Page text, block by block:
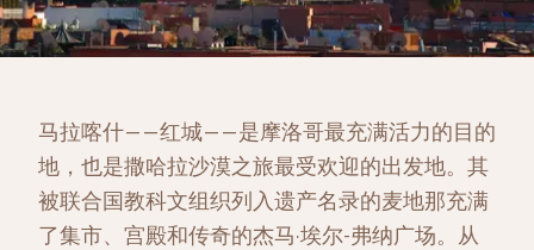
马拉喀什——红城——是摩洛哥最充满活力的目的
地，也是撒哈拉沙漠之旅最受欢迎的出发地。其
被联合国教科文组织列入遗产名录的麦地那充满
了集市、宫殿和传奇的杰马·埃尔-弗纳广场。从